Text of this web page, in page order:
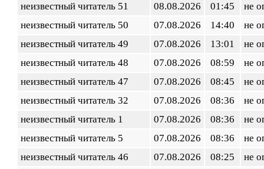
неизвестный читатель 51
08.08.2026 01:45
не
неизвестный читатель 50
07.08.2026 14:40
не
неизвестный читатель 49
07.08.2026 13:01
не
неизвестный читатель 48
07.08.2026 08:59
не
неизвестный читатель 47
07.08.2026 08:45
не
неизвестный читатель 32
07.08.2026 08:36
не
неизвестный читатель 1
07.08.2026 08:36
не
неизвестный читатель 5
07.08.2026 08:36
не
неизвестный читатель 46
07.08.2026 08:25
не